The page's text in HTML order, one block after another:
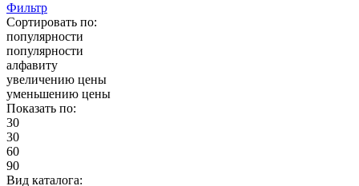
Фильтр
Сортировать по:
популярности
популярности
алфавиту
увеличению цены
уменьшению цены
Показать по:
30
30
60
90
Вид каталога: